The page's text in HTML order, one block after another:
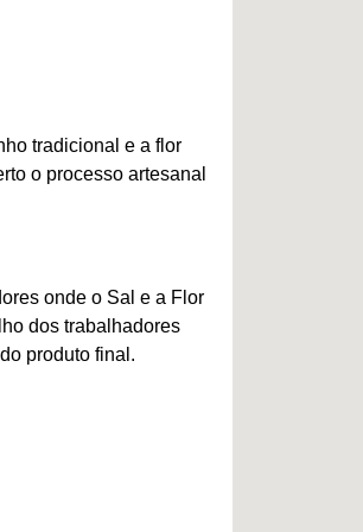
tradicional e a flor
o processo artesanal
onde o Sal e a Flor
dos trabalhadores
produto final.